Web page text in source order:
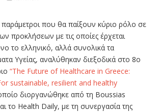
παράμετροι που θα παίξουν κύριο ρόλο σε
προκλήσεων με τις οποίες έρχεται
το ελληνικό, αλλά συνολικά τα
Υγείας, αναλύθηκαν διεξοδικά στο 8ο
“The Future of Healthcare in Greece:
sustainable, resilient and healthy
διοργανώθηκε από τη Boussias
το Health Daily, με τη συνεργασία της